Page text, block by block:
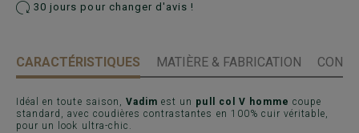
30 jours pour changer d'avis !
CARACTÉRISTIQUES MATIÈRE & FABRICATION
Idéal en toute saison, Vadim est un pull col V homme coupe
standard, avec coudières contrastantes en 100% cuir véritable,
pour un look ultra-chic.